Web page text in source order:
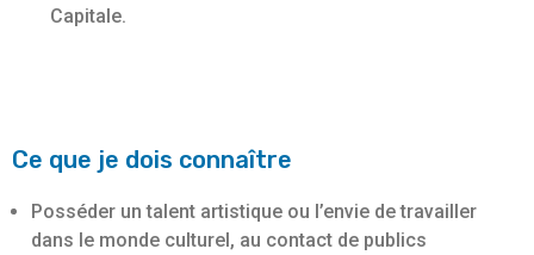
Capitale.
Ce que je dois connaître
Posséder un talent artistique ou l’envie de travailler
dans le monde culturel, au contact de publics